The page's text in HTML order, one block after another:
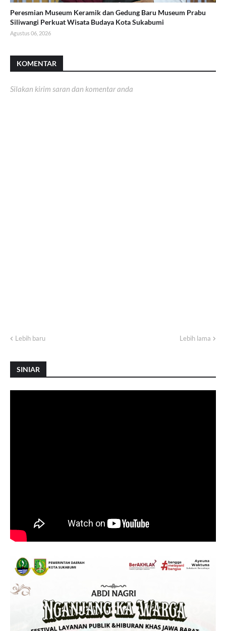
Peresmian Museum Keramik dan Gedung Baru Museum Prabu
Siliwangi Perkuat Wisata Budaya Kota Sukabumi
Agustus 06, 2026
KOMENTAR
Silakan kirim saran dan komentar anda
Lebih baru Lebih lama
SINIAR